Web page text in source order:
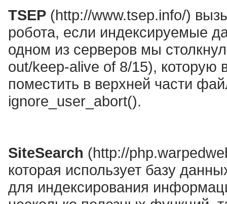
TSEP (http://www.tsep.info/)
робота, если индексируемые
одном из серверов мы
out/keep-alive of 8/15), которую
поместить в верхней части
ignore_user_abort().
SiteSearch (http://
которая использует базу
для индексирования